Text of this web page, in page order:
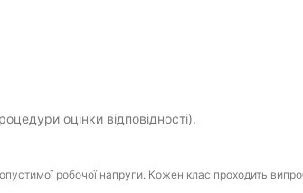
оцінки відповідності).
робочої напруги. Кожен клас проходить